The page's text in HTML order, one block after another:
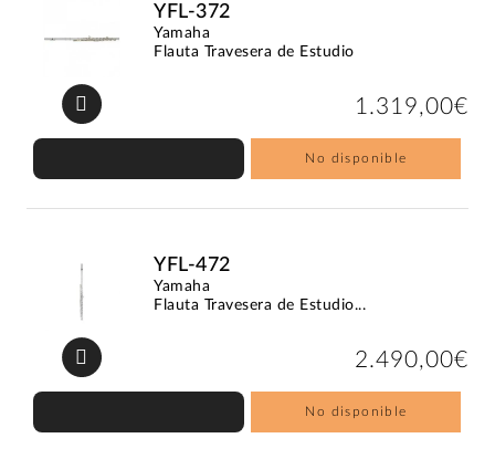
YFL-372
Yamaha
Flauta Travesera de Estudio
1.319,00€
No disponible
YFL-472
Yamaha
Flauta Travesera de Estudio...
2.490,00€
No disponible